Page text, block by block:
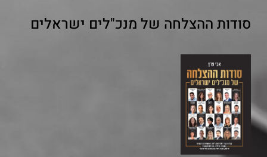
סודות ההצלחה של מנכ"לים ישראלים